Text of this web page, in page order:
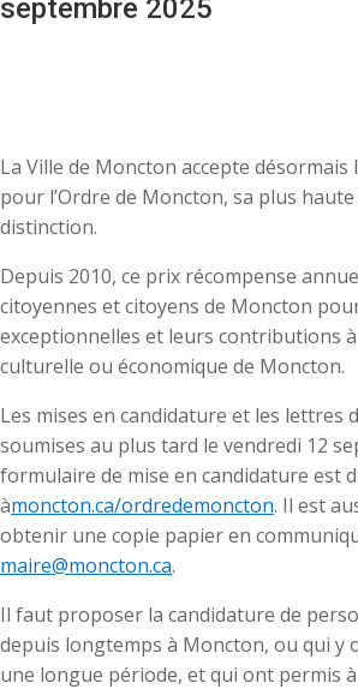
septembre 2025
La Ville de Moncton accepte désormais
pour l’Ordre de Moncton, sa plus
distinction.
Depuis 2010, ce prix récompense
citoyennes et citoyens de Moncton
exceptionnelles et leurs contributions à
culturelle ou économique de Moncton.
Les mises en candidature et les lettres
soumises au plus tard le vendredi 12
formulaire de mise en candidature est
àmoncton.ca/ordredemoncton. Il est
obtenir une copie papier en
maire@moncton.ca.
Il faut proposer la candidature de
depuis longtemps à Moncton, ou qui y
une longue période, et qui ont permis à